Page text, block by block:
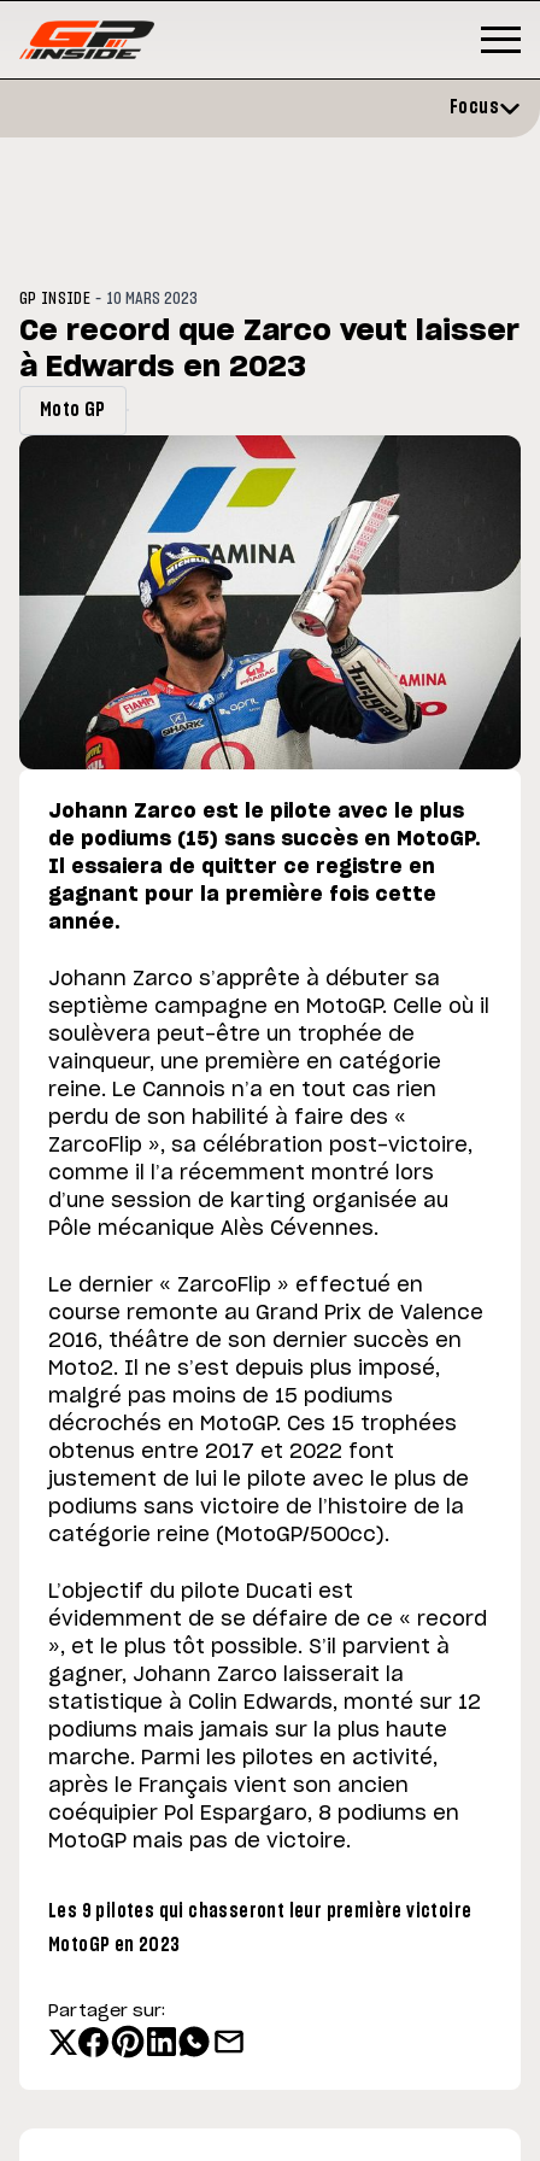
en septembre
MOTOGP
Focus
GP INSIDE - 10 MARS 2023
Ce record que Zarco veut laisser
à Edwards en 2023
Moto GP
Johann Zarco est le pilote avec le plus
de podiums (15) sans succès en MotoGP.
Il essaiera de quitter ce registre en
gagnant pour la première fois cette
année.
Johann Zarco s’apprête à débuter sa
septième campagne en MotoGP. Celle où il
soulèvera peut-être un trophée de
vainqueur, une première en catégorie
reine. Le Cannois n’a en tout cas rien
perdu de son habilité à faire des «
ZarcoFlip », sa célébration post-victoire,
comme il l’a récemment montré lors
d’une session de karting organisée au
Pôle mécanique Alès Cévennes.
Le dernier « ZarcoFlip » effectué en
course remonte au Grand Prix de Valence
2016, théâtre de son dernier succès en
Moto2. Il ne s’est depuis plus imposé,
malgré pas moins de 15 podiums
décrochés en MotoGP. Ces 15 trophées
obtenus entre 2017 et 2022 font
justement de lui le pilote avec le plus de
podiums sans victoire de l’histoire de la
catégorie reine (MotoGP/500cc).
L’objectif du pilote Ducati est
évidemment de se défaire de ce « record
», et le plus tôt possible. S’il parvient à
gagner, Johann Zarco laisserait la
statistique à Colin Edwards, monté sur 12
podiums mais jamais sur la plus haute
marche. Parmi les pilotes en activité,
après le Français vient son ancien
coéquipier Pol Espargaro, 8 podiums en
MotoGP mais pas de victoire.
Les 9 pilotes qui chasseront leur première victoire
MotoGP en 2023
Partager sur: